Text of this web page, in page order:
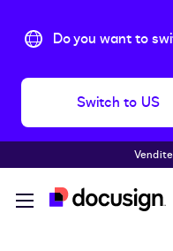
Do you want to
Switch to US
Skip to main content